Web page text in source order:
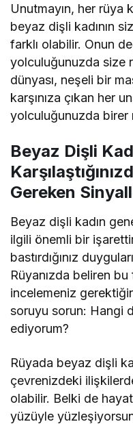
Unutmayın, her
beyaz dişli kadının
farklı olabilir. Onun
yolculuğunuzda size
dünyası, neşeli bir
karşınıza çıkan her
yolculuğunuzda birer
Beyaz Dişli
Gereken
Beyaz dişli kadın
ilgili önemli bir
bastırdığınız
Rüyanızda beliren
incelemeniz
soruyu sorun: Hangi
ediyorum?
Rüyada beyaz dişli
çevrenizdeki
olabilir. Belki de
yüzüyle